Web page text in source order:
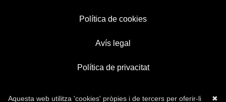
Política de cookies
Avís legal
Política de privacitat
✖
Aquesta web utilitza 'cookies' pròpies i de tercers per oferir-li